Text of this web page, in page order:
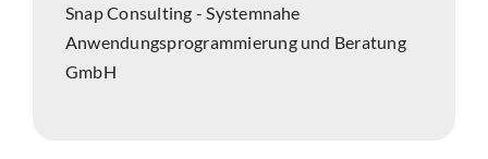
Snap Consulting - Systemnahe
Anwendungsprogrammierung und Beratung
GmbH